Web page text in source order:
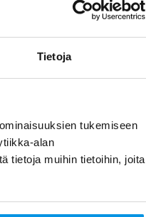
Tietoja
tukemiseen
alan
tietoja muihin tietoihin, joita
että
jotta